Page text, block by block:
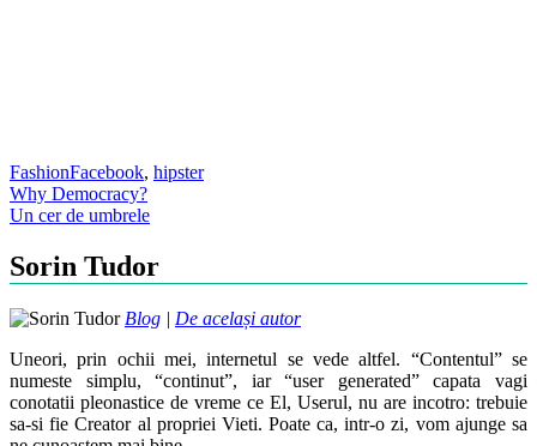
FashionFacebook, hipster
Post
navigation
Why Democracy?
Un cer de umbrele
Sorin Tudor
Blog | De același autor
Uneori, prin ochii mei, internetul se vede altfel. “Contentul” se
numeste simplu, “continut”, iar “user generated” capata vagi
conotatii pleonastice de vreme ce El, Userul, nu are incotro: trebuie
sa-si fie Creator al propriei Vieti. Poate ca, intr-o zi, vom ajunge sa